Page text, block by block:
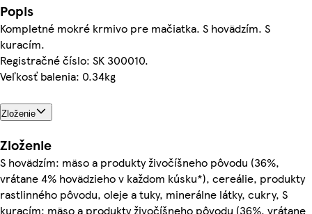
Popis
Kompletné mokré krmivo pre mačiatka. S hovädzím. S
kuracím.
Registračné číslo: SK 300010.
Veľkosť balenia: 0.34kg
Zloženie
Zloženie
S hovädzím: mäso a produkty živočíšneho pôvodu (36%,
vrátane 4% hovädzieho v každom kúsku*), cereálie, produkty
rastlinného pôvodu, oleje a tuky, minerálne látky, cukry, S
kuracím: mäso a produkty živočíšneho pôvodu (36%, vrátane